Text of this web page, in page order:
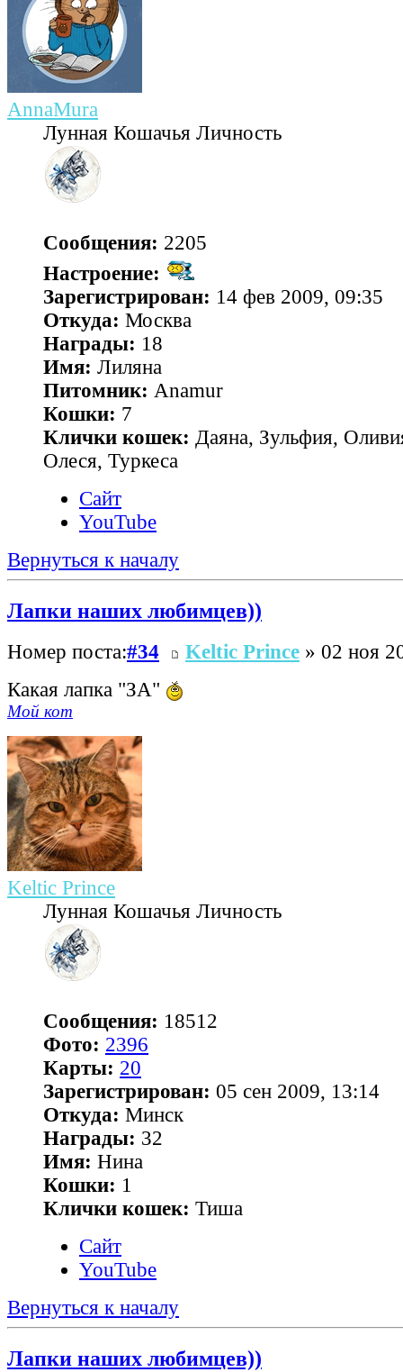
AnnaMura
Лунная Кошачья Личность
Сообщения: 2205
Настроение:
Зарегистрирован: 14 фев 2009, 09:35
Откуда: Москва
Награды: 18
Имя: Лиляна
Питомник: Anamur
Кошки: 7
Клички кошек: Даяна, Зульфия,
Олеся, Туркеса
Сайт
YouTube
Вернуться к началу
Лапки наших любимцев))
Номер поста:#34 Keltic Prince » 02 ноя
Какая лапка "ЗА"
Мой кот
Keltic Prince
Лунная Кошачья Личность
Сообщения: 18512
Фото: 2396
Карты: 20
Зарегистрирован: 05 сен 2009, 13:14
Откуда: Минск
Награды: 32
Имя: Нина
Кошки: 1
Клички кошек: Тиша
Сайт
YouTube
Вернуться к началу
Лапки наших любимцев))